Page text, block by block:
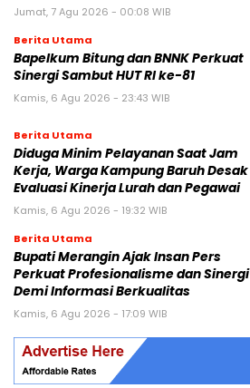
Jumat, 7 Agu 2026 - 00:08 WIB
Berita Utama
Bapelkum Bitung dan BNNK Perkuat
Sinergi Sambut HUT RI ke-81
Kamis, 6 Agu 2026 - 23:43 WIB
Berita Utama
Diduga Minim Pelayanan Saat Jam
Kerja, Warga Kampung Baruh Desak
Evaluasi Kinerja Lurah dan Pegawai
Kamis, 6 Agu 2026 - 19:32 WIB
Berita Utama
Bupati Merangin Ajak Insan Pers
Perkuat Profesionalisme dan Sinergi
Demi Informasi Berkualitas
Kamis, 6 Agu 2026 - 17:09 WIB